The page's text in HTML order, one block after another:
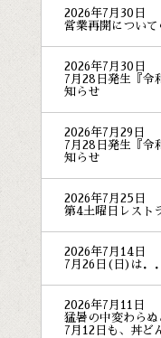
2026年7月30日
営業再開につい
2026年7月30日
7月28日発生『令
知らせ
2026年7月29日
7月28日発生『令
知らせ
2026年7月25日
第4土曜日レスト
2026年7月14日
7月26日(日)は．
2026年7月11日
猛暑の中変わらぬ
7月12日も、丼ど